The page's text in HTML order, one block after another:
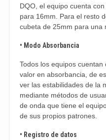
DQO, el equipo cuenta
para 16mm. Para el resto
cubeta de 25mm para una
• Modo Absorbancia
Todos los equipos
valor en absorbancia, de
ver las estabilidades de la
mediante métodos de
de onda que tiene el
de sus propios patrones.
• Registro de datos